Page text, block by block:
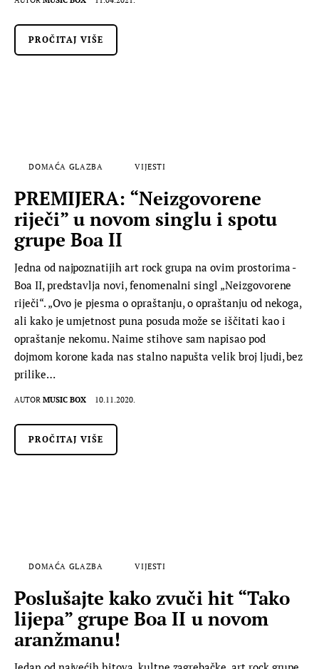
PROČITAJ VIŠE
DOMAĆA GLAZBA VIJESTI
PREMIJERA: “Neizgovorene
riječi” u novom singlu i spotu
grupe Boa II
Jedna od najpoznatijih art rock grupa na ovim prostorima -
Boa II, predstavlja novi, fenomenalni singl „Neizgovorene
riječi“. „Ovo je pjesma o opraštanju, o opraštanju od nekoga,
ali kako je umjetnost puna posuda može se iščitati kao i
opraštanje nekomu. Naime stihove sam napisao pod
dojmom korone kada nas stalno napušta velik broj ljudi, bez
prilike…
AUTOR MUSIC BOX 10.11.2020.
PROČITAJ VIŠE
DOMAĆA GLAZBA VIJESTI
Poslušajte kako zvuči hit “Tako
lijepa” grupe Boa II u novom
aranžmanu!